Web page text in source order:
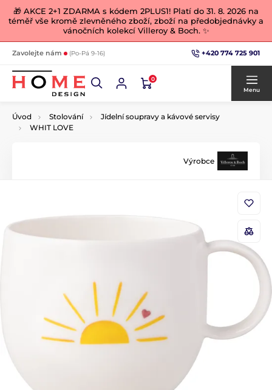
🎁 AKCE 2+1 ZDARMA s kódem 2PLUS1! Platí do 31. 8. 2026 na
téměř vše kromě zlevněného zboží, zboží na předobjednávky a
vánočních kolekcí Villeroy & Boch. ✨
Zavolejte nám (Po-Pá 9-16) +420 774 725 901
0
Menu
Úvod Stolování
Jídelní soupravy a kávové servisy
WHIT LOVE
Výrobce